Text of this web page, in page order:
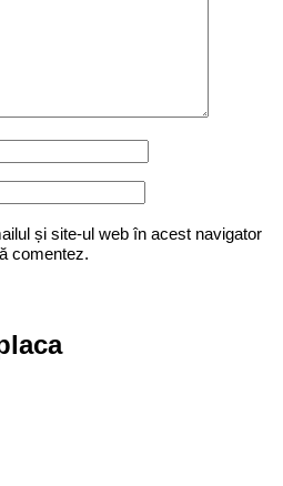
și site-ul web în acest navigator
comentez.